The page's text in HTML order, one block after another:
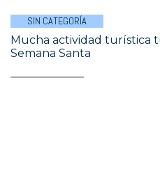
SIN CATEGORÍA
Mucha actividad turística
Semana Santa